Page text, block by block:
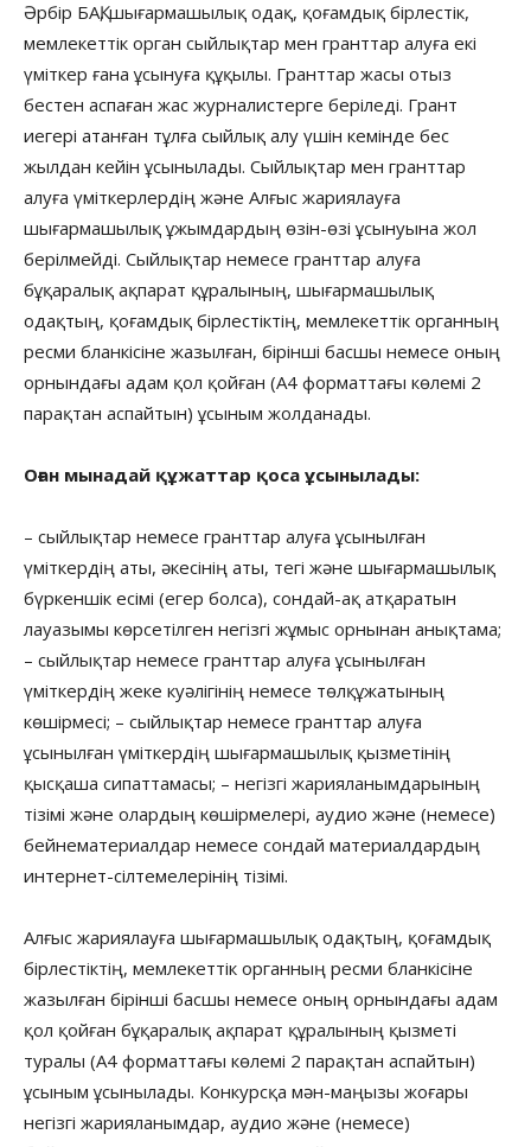
Әрбір БАҚ, шығармашылық одақ, қоғамдық бірлестік,
мемлекеттік орган сыйлықтар мен гранттар алуға екі
үміткер ғана ұсынуға құқылы. Гранттар жасы отыз
бестен аспаған жас журналистерге беріледі. Грант
иегері атанған тұлға сыйлық алу үшін кемінде бес
жылдан кейін ұсынылады. Сыйлықтар мен гранттар
алуға үміткерлердің және Алғыс жариялауға
шығармашылық ұжымдардың өзін-өзі ұсынуына жол
берілмейді. Сыйлықтар немесе гранттар алуға
бұқаралық ақпарат құралының, шығармашылық
одақтың, қоғамдық бірлестіктің, мемлекеттік органның
ресми бланкісіне жазылған, бірінші басшы немесе оның
орнындағы адам қол қойған (А4 форматтағы көлемі 2
парақтан аспайтын) ұсыным жолданады.
Оған мынадай құжаттар қоса ұсынылады:
– сыйлықтар немесе гранттар алуға ұсынылған
үміткердің аты, әкесінің аты, тегі және шығармашылық
бүркеншік есімі (егер болса), сондай-ақ атқаратын
лауазымы көрсетілген негізгі жұмыс орнынан анықтама;
– сыйлықтар немесе гранттар алуға ұсынылған
үміткердің жеке куәлігінің немесе төлқұжатының
көшірмесі; – сыйлықтар немесе гранттар алуға
ұсынылған үміткердің шығармашылық қызметінің
қысқаша сипаттамасы; – негізгі жарияланымдарының
тізімі және олардың көшірмелері, аудио және (немесе)
бейнематериалдар немесе сондай материалдардың
интернет-сілтемелерінің тізімі.
Алғыс жариялауға шығармашылық одақтың, қоғамдық
бірлестіктің, мемлекеттік органның ресми бланкісіне
жазылған бірінші басшы немесе оның орнындағы адам
қол қойған бұқаралық ақпарат құралының қызметі
туралы (А4 форматтағы көлемі 2 парақтан аспайтын)
ұсыным ұсынылады. Конкурсқа мән-маңызы жоғары
негізгі жарияланымдар, аудио және (немесе)